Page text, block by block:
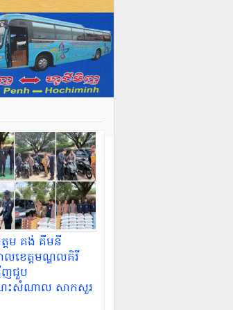
តម គង់ គឹមនី
លខេត្តមណ្ឌលគិរី
ញជួប
ះសំណាល សាកសួរ